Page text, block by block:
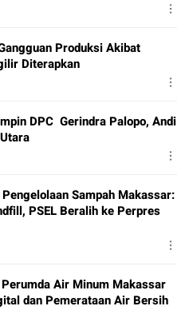
Produksi Akibat
Diterapkan
DPC Gerindra Palopo, Andi
Sampah Makassar:
PSEL Beralih ke Perpres
Air Minum Makassar
dan Pemerataan Air Bersih